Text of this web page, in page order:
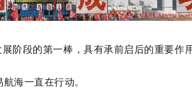
阶段的第一棒，具有承前启后的重要作
海一直在行动。